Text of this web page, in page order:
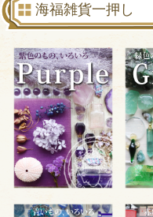
海福雑貨一押し